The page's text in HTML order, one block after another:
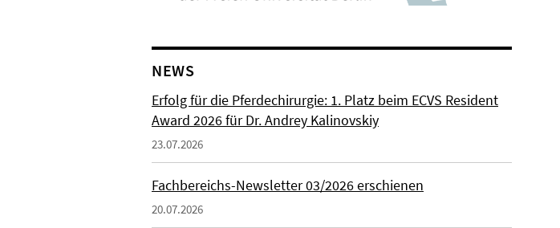
NEWS
Erfolg für die Pferdechirurgie: 1. Platz beim ECVS Resident
Award 2026 für Dr. Andrey Kalinovskiy
23.07.2026
Fachbereichs-Newsletter 03/2026 erschienen
20.07.2026